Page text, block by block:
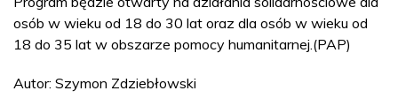
osób w wieku od 18 do 30 lat oraz dla osób w wieku od
18 do 35 lat w obszarze pomocy humanitarnej.(PAP)
Autor: Szymon Zdziebłowski